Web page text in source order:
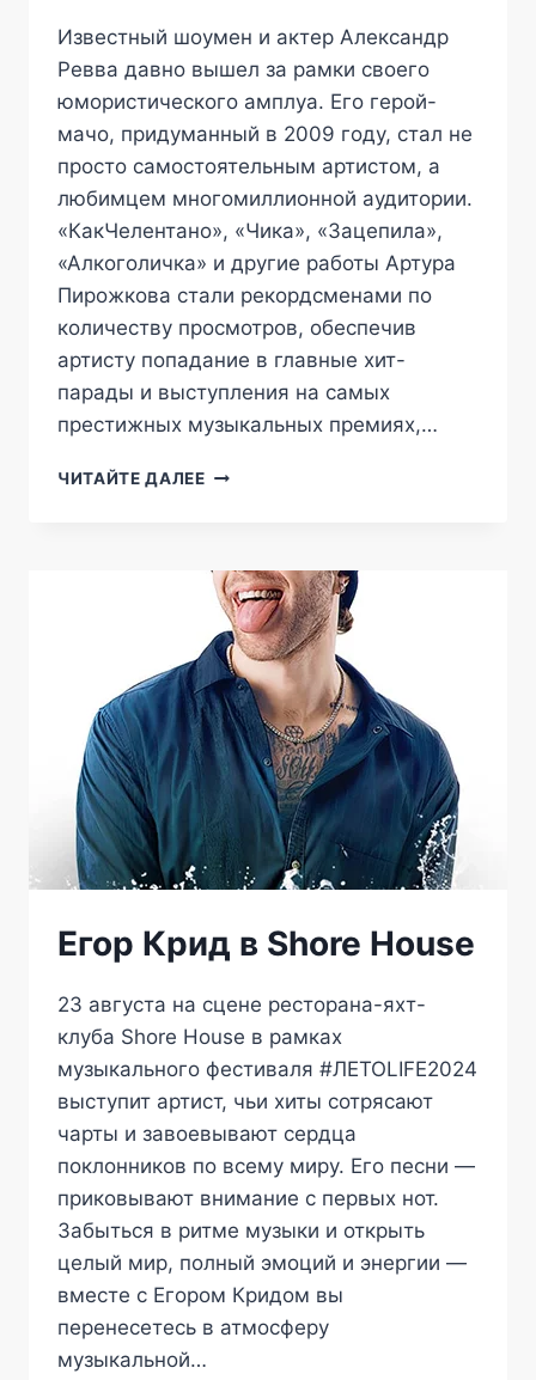
Известный шоумен и актер Александр
Ревва давно вышел за рамки своего
юмористического амплуа. Его герой-
мачо, придуманный в 2009 году, стал не
просто самостоятельным артистом, а
любимцем многомиллионной аудитории.
«КакЧелентано», «Чика», «Зацепила»,
«Алкоголичка» и другие работы Артура
Пирожкова стали рекордсменами по
количеству просмотров, обеспечив
артисту попадание в главные хит-
парады и выступления на самых
престижных музыкальных премиях,…
ЧИТАЙТЕ ДАЛЕЕАРТУР
АРЕНА
Егор Крид в Shore House
23 августа на сцене ресторана-яхт-
клуба Shore House в рамках
музыкального фестиваля #ЛЕТОLIFE2024
выступит артист, чьи хиты сотрясают
чарты и завоевывают сердца
поклонников по всему миру. Его песни —
приковывают внимание с первых нот.
Забыться в ритме музыки и открыть
целый мир, полный эмоций и энергии —
вместе с Егором Кридом вы
перенесетесь в атмосферу
музыкальной…